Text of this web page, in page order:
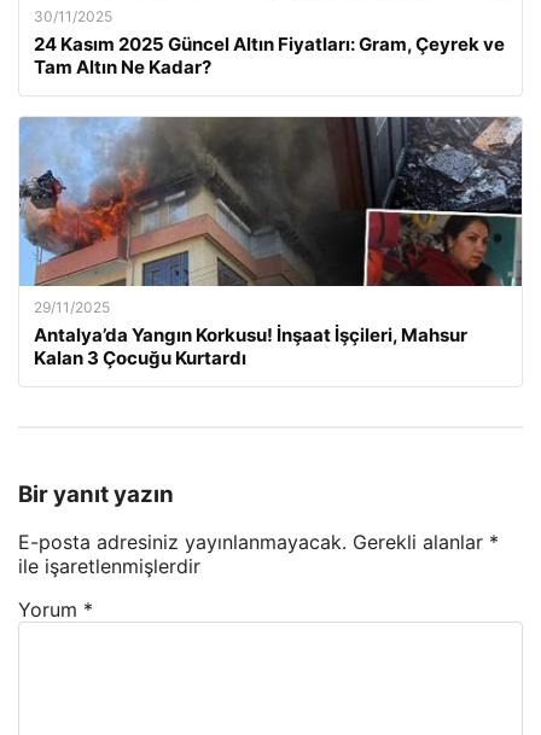
30/11/2025
24 Kasım 2025 Güncel Altın Fiyatları: Gram, Çeyrek ve
Tam Altın Ne Kadar?
29/11/2025
Antalya’da Yangın Korkusu! İnşaat İşçileri, Mahsur
Kalan 3 Çocuğu Kurtardı
Bir yanıt yazın
E-posta adresiniz yayınlanmayacak. Gerekli alanlar *
ile işaretlenmişlerdir
Yorum *